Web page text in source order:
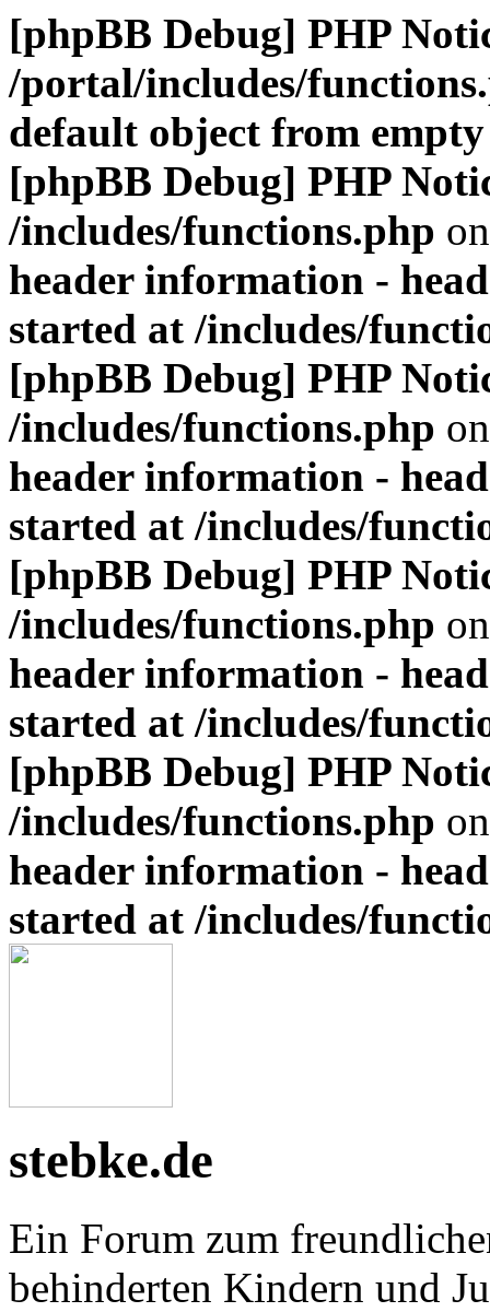
[phpBB Debug] PHP
/portal/includes/
default object from
[phpBB Debug] PHP
/includes/functions.php
header information -
started at /includes/
[phpBB Debug] PHP
/includes/functions.php
header information -
started at /includes/
[phpBB Debug] PHP
/includes/functions.php
header information -
started at /includes/
[phpBB Debug] PHP
/includes/functions.php
header information -
started at /includes/
stebke.de
Ein Forum zum
behinderten Kindern und